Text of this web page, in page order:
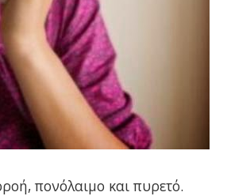
πονόλαιμο και πυρετό.